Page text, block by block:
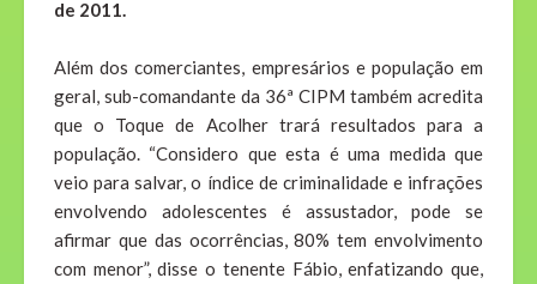
de 2011.
Além dos comerciantes, empresários e população em
geral, sub-comandante da 36ª CIPM também acredita
que o Toque de Acolher trará resultados para a
população. “Considero que esta é uma medida que
veio para salvar, o índice de criminalidade e infrações
envolvendo adolescentes é assustador, pode se
afirmar que das ocorrências, 80% tem envolvimento
com menor”, disse o tenente Fábio, enfatizando que,